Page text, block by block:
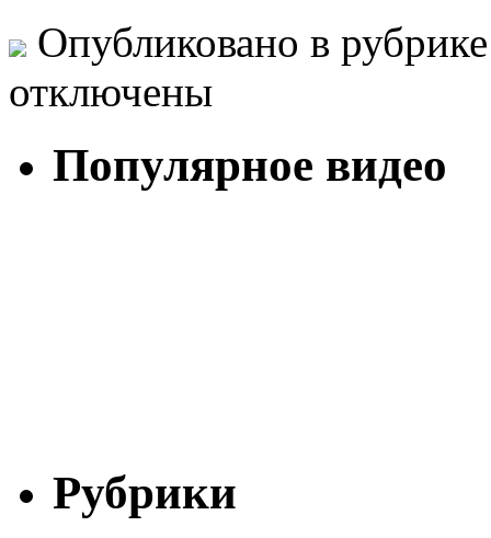
Опубликовано в
отключены
Популярное видео
Рубрики